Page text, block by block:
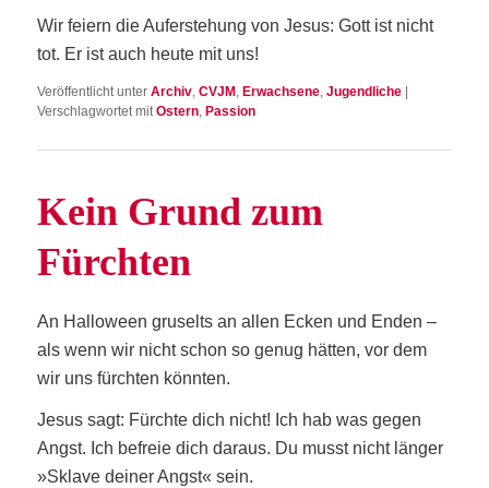
Wir fei­ern die Auf­er­ste­hung von Jesus: Gott ist nicht
tot. Er ist auch heu­te mit uns!
Veröffentlicht unter Archiv,CVJM , Erwachsene,Jugendliche
Verschlagwortet mit Ostern, Passion
Kein Grund zum
Fürchten
An Hal­lo­ween gru­selts an allen Ecken und Enden –
als wenn wir nicht schon so genug hät­ten, vor dem
wir uns fürch­ten könnten.
Jesus sagt: Fürch­te dich nicht! Ich hab was gegen
Angst. Ich befreie dich dar­aus. Du musst nicht län­ger
»Skla­ve dei­ner Angst« sein.